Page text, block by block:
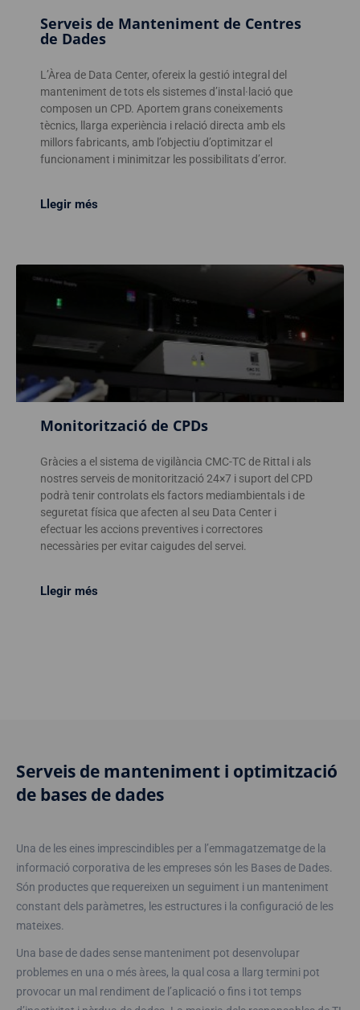
Serveis de Manteniment de Centres
de Dades
L’Àrea de Data Center, ofereix la gestió integral del
manteniment de tots els sistemes d’instal·lació que
composen un CPD. Aportem grans coneixements
tècnics, llarga experiència i relació directa amb els
millors fabricants, amb l’objectiu d’optimitzar el
funcionament i minimitzar les possibilitats d’error.
Llegir més
Monitorització de CPDs
Gràcies a el sistema de vigilància CMC-TC de Rittal i als
nostres serveis de monitorització 24×7 i suport del CPD
podrà tenir controlats els factors mediambientals i de
seguretat física que afecten al seu Data Center i
efectuar les accions preventives i correctores
necessàries per evitar caigudes del servei.
Llegir més
Serveis de manteniment i optimització
de bases de dades
Una de les eines imprescindibles per a l’emmagatzematge de la
informació corporativa de les empreses són les Bases de Dades.
Són productes que requereixen un seguiment i un manteniment
constant dels paràmetres, les estructures i la configuració de les
mateixes.
Una base de dades sense manteniment pot desenvolupar
problemes en una o més àrees, la qual cosa a llarg termini pot
provocar un mal rendiment de l’aplicació o fins i tot temps